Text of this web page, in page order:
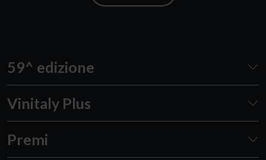
59^ edizione
Vinitaly Plus
Premi